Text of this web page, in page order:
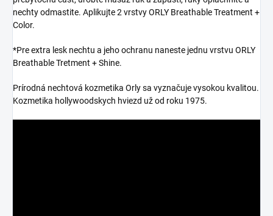
nechty odmastite. Aplikujte 2 vrstvy ORLY Breathable Treatment +
Color.
*Pre extra lesk nechtu a jeho ochranu naneste jednu vrstvu ORLY
Breathable Tretment + Shine.
Prírodná nechtová kozmetika Orly sa vyznačuje vysokou kvalitou.
Kozmetika hollywoodskych hviezd už od roku 1975.